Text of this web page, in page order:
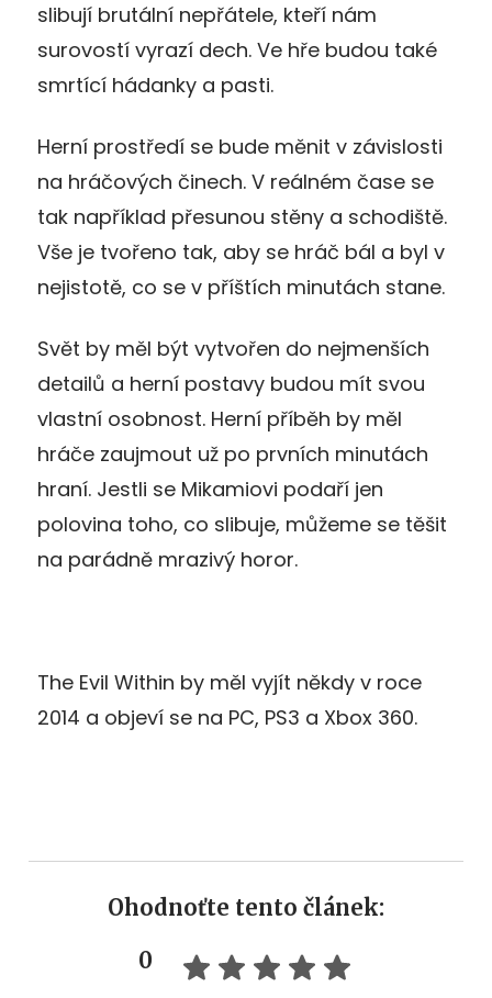
slibují brutální nepřátele, kteří nám
surovostí vyrazí dech. Ve hře budou také
smrtící hádanky a pasti.
Herní prostředí se bude měnit v závislosti
na hráčových činech. V reálném čase se
tak například přesunou stěny a schodiště.
Vše je tvořeno tak, aby se hráč bál a byl v
nejistotě, co se v příštích minutách stane.
Svět by měl být vytvořen do nejmenších
detailů a herní postavy budou mít svou
vlastní osobnost. Herní příběh by měl
hráče zaujmout už po prvních minutách
hraní. Jestli se Mikamiovi podaří jen
polovina toho, co slibuje, můžeme se těšit
na parádně mrazivý horor.
The Evil Within by měl vyjít někdy v roce
2014 a objeví se na PC, PS3 a Xbox 360.
Ohodnoťte tento článek:
0